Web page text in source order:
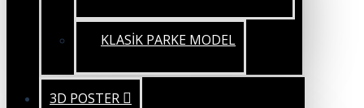
KLASİK PARKE MODEL
3D POSTER